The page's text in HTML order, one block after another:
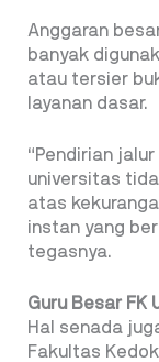
Anggaran
banyak
atau tersier
layanan dasar.
“Pendirian
universitas
atas
instan yang
tegasnya.
Guru Besar FK
Hal senada
Fakultas